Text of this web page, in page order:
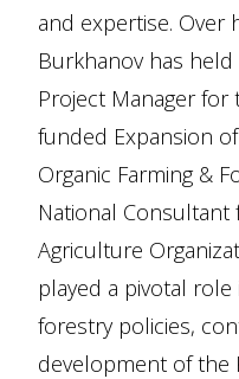
and expertise. Over
Burkhanov has
Project Manager
funded Expansion
Organic Farming &
National
Agriculture
played a pivotal
forestry policies,
development of the